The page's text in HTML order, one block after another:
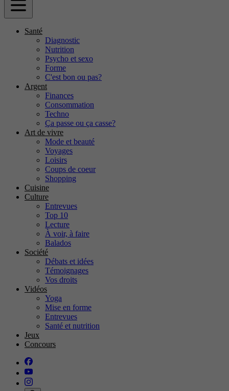
Santé
Diagnostic
Nutrition
Psycho et sexo
Forme
C'est bon ou pas?
Argent
Finances
Consommation
Techno
Ça passe ou ça casse?
Art de vivre
Mode et beauté
Voyages
Loisirs
Coups de coeur
Shopping
Cuisine
Culture
Entrevues
Top 10
Lecture
À voir, à faire
Balados
Société
Débats et idées
Témoignages
Vos droits
Vidéos
Yoga
Mise en forme
Entrevues
Santé et nutrition
Jeux
Concours